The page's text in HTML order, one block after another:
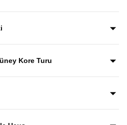
DMZ sınır hattına
olup, Kuzey Kore sınırını
uygulayan ve deneyimleyen
şehirleri sadece görmekle
Kore Turu
en ikonik şehirlerini ve kültürel
tek turda gezebileceğiniz
karşılaşmazsınız.
yer alan tüm geziler